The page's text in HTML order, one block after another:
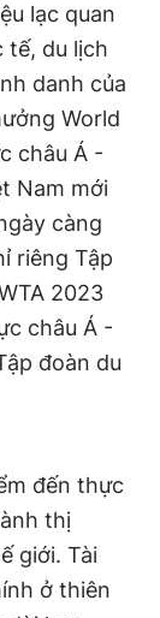
bằng văn
lạc quan
tế, du lịch
danh của
World
châu Á -
Nam mới
càng
riêng Tập
2023
châu Á -
đoàn du
đến thực
thị
giới. Tài
ở thiên